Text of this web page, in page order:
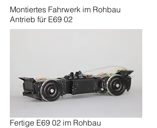
Montiertes Fahrwerk im Rohbau
Antrieb für E69 02
Fertige E69 02 im Rohbau